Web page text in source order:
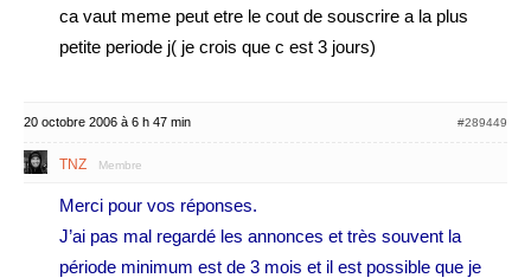
ca vaut meme peut etre le cout de souscrire a la plus
petite periode j( je crois que c est 3 jours)
20 octobre 2006 à 6 h 47 min #289449
TNZ Membre
Merci pour vos réponses.
J’ai pas mal regardé les annonces et très souvent la
période minimum est de 3 mois et il est possible que je